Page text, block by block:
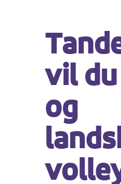
vil du
og